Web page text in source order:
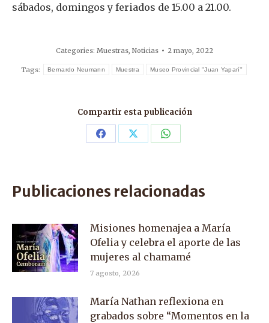
sábados, domingos y feriados de 15.00 a 21.00.
Categories: Muestras, Noticias 2 mayo, 2022
Tags: Bernardo Neumann Muestra Museo Provincial "Juan Yaparí"
Compartir esta publicación
Share Share Share
Publicaciones relacionadas
Misiones homenajea a María
Ofelia y celebra el aporte de las
mujeres al chamamé
7 agosto, 2026
María Nathan reflexiona en
grabados sobre “Momentos en la